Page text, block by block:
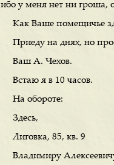
ибо у меня нет ни гроша,
Как Ваше помещичье
Приеду на днях, но
Ваш А. Чехов.
Встаю я в 10 часов.
На обороте:
Здесь,
Лиговка, 85, кв. 9
Владимиру